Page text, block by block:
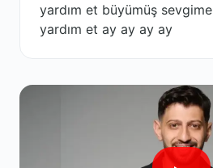
yardım et büyümüş sevgime
yardım et ay ay ay ay